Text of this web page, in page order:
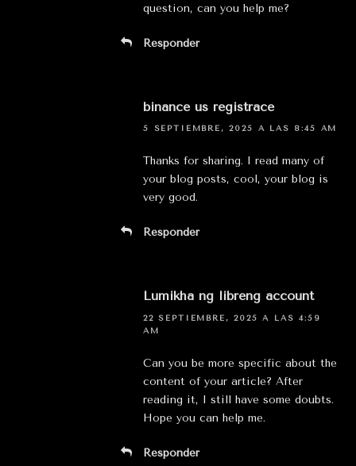
question, can you help me?
Responder
binance us registrace
5 SEPTIEMBRE, 2025 A LAS 8:45 AM
Thanks for sharing. I read many of
your blog posts, cool, your blog is
very good.
Responder
Lumikha ng libreng account
22 SEPTIEMBRE, 2025 A LAS 4:59
AM
Can you be more specific about the
content of your article? After
reading it, I still have some doubts.
Hope you can help me.
Responder